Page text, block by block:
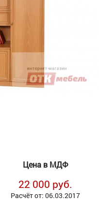
Цена в МДФ
22 000 руб.
Расчёт от: 06.03.2017